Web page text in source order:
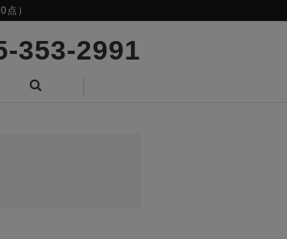
点）
353-2991